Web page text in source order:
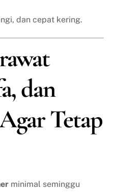
dan cepat kering.
dan
Tetap
minimal seminggu